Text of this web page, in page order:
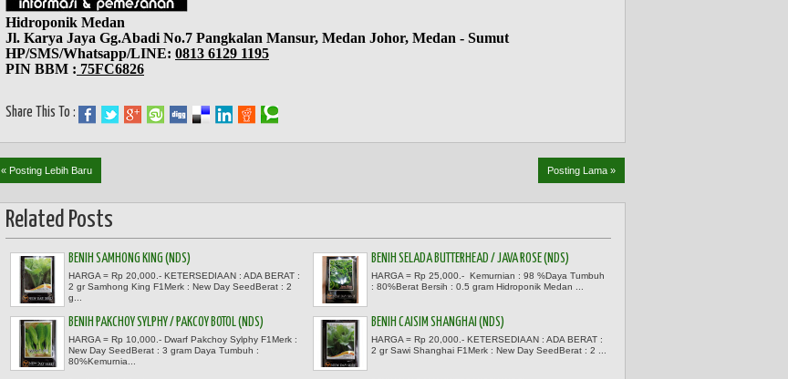
Hidroponik Medan
Jl. Karya Jaya Gg.Abadi No.7 Pangkalan Mansur, Medan Johor, Medan - Sumut
HP/SMS/Whatsapp/LINE: 0813 6129 1195
PIN BBM : 75FC6826
Share This To :
« Posting Lebih Baru Posting Lama »
Related Posts
BENIH SAMHONG KING (NDS)
HARGA = Rp 20,000.- KETERSEDIAAN : ADA BERAT :
2 gr Samhong King F1Merk : New Day SeedBerat : 2
g...
BENIH SELADA BUTTERHEAD / JAVA ROSE (NDS)
HARGA = Rp 25,000.- Kemurnian : 98 %Daya Tumbuh
: 80%Berat Bersih : 0.5 gram Hidroponik Medan ...
BENIH PAKCHOY SYLPHY / PAKCOY BOTOL (NDS)
HARGA = Rp 10,000.- Dwarf Pakchoy Sylphy F1Merk :
New Day SeedBerat : 3 gram Daya Tumbuh :
80%Kemurnia...
BENIH CAISIM SHANGHAI (NDS)
HARGA = Rp 20,000.- KETERSEDIAAN : ADA BERAT :
2 gr Sawi Shanghai F1Merk : New Day SeedBerat : 2 ...